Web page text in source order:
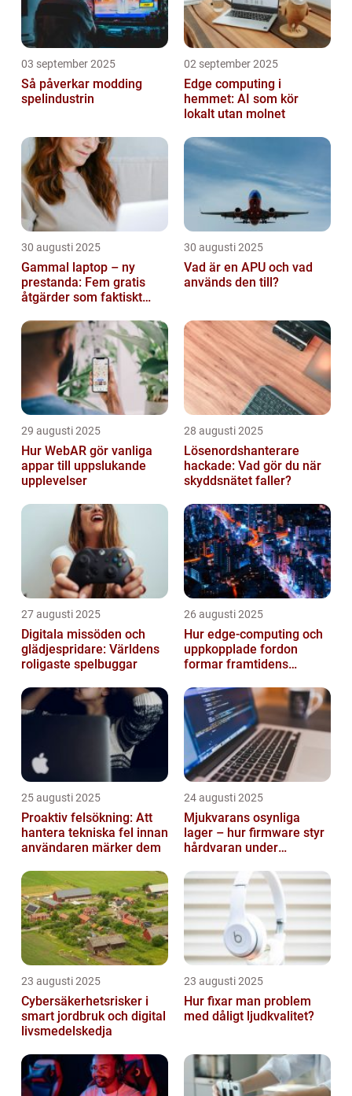
03 september 2025
Så påverkar modding
spelindustrin
02 september 2025
Edge computing i
hemmet: AI som kör
lokalt utan molnet
30 augusti 2025
Gammal laptop – ny
prestanda: Fem gratis
åtgärder som faktiskt
30 augusti 2025
Vad är en APU och vad
används den till?
29 augusti 2025
Hur WebAR gör vanliga
appar till uppslukande
upplevelser
28 augusti 2025
Lösenordshanterare
hackade: Vad gör du när
skyddsnätet faller?
27 augusti 2025
Digitala missöden och
glädjespridare: Världens
roligaste spelbuggar
26 augusti 2025
Hur edge‑computing och
uppkopplade fordon
formar framtidens
25 augusti 2025
Proaktiv felsökning: Att
hantera tekniska fel innan
användaren märker dem
24 augusti 2025
Mjukvarans osynliga
lager – hur firmware styr
hårdvaran under
23 augusti 2025
Cybersäkerhetsrisker i
smart jordbruk och digital
livsmedelskedja
23 augusti 2025
Hur fixar man problem
med dåligt ljudkvalitet?